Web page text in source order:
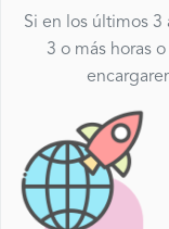
Si en los últimos 3
3 o más horas